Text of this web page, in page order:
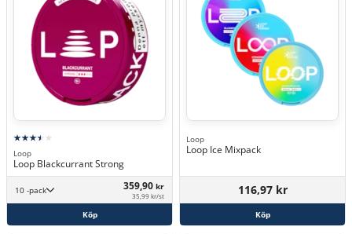
Loop
Loop Blackcurrant Strong
10 -pack 359,90 kr
35,99 kr/st
Köp
Loop
Loop Ice Mixpack
116,97 kr
Köp